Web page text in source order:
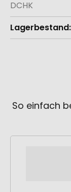
DCHK
So einfach